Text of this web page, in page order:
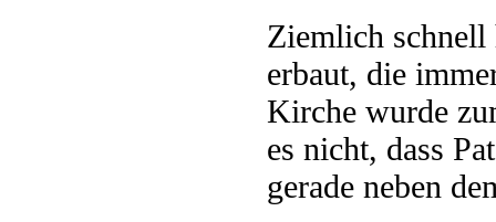
Ziemlich schnell
erbaut, die
Kirche wurde
es nicht, dass
gerade neben